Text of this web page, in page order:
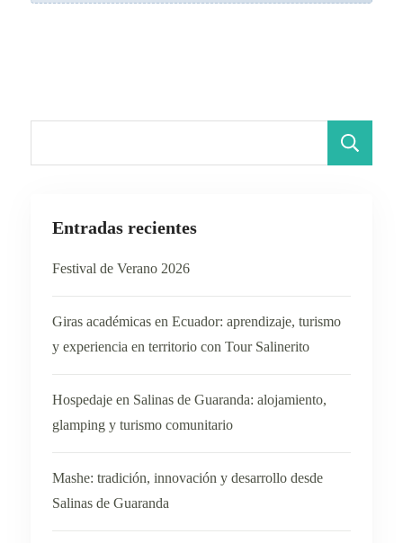
Entradas recientes
Festival de Verano 2026
Giras académicas en Ecuador: aprendizaje, turismo
y experiencia en territorio con Tour Salinerito
Hospedaje en Salinas de Guaranda: alojamiento,
glamping y turismo comunitario
Mashe: tradición, innovación y desarrollo desde
Salinas de Guaranda